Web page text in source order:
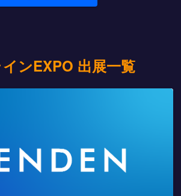
ンEXPO 出展一覧